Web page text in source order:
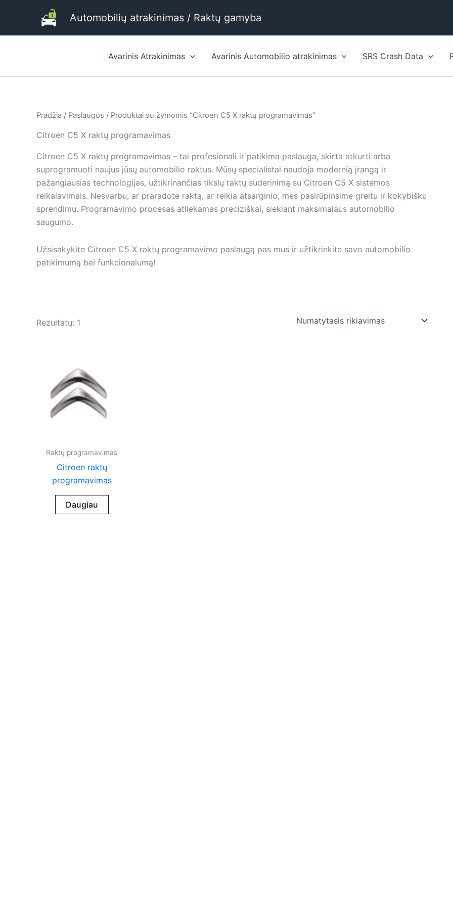
Automobilių atrakinimas / Raktų gamyba
Avarinis Atrakinimas Avarinis Automobilio atrakinimas SRS Crash Data
Pradžia / Paslaugos / Produktai su žymomis “Citroen C5 X raktų programavimas”
Citroen C5 X raktų programavimas
Citroen C5 X raktų programavimas – tai profesionali ir patikima paslauga, skirta atkurti arba
suprogramuoti naujus jūsų automobilio raktus. Mūsų specialistai naudoja modernią įrangą ir
pažangiausias technologijas, užtikrinančias tikslų raktų suderinimą su Citroen C5 X sistemos
reikalavimais. Nesvarbu, ar praradote raktą, ar reikia atsarginio, mes pasirūpinsime greitu ir kokybišku
sprendimu. Programavimo procesas atliekamas preciziškai, siekiant maksimalaus automobilio
saugumo.
Užsisakykite Citroen C5 X raktų programavimo paslaugą pas mus ir užtikrinkite savo automobilio
patikimumą bei funkcionalumą!
Rezultatų: 1
Raktų programavimas
Citroen raktų
programavimas
Daugiau